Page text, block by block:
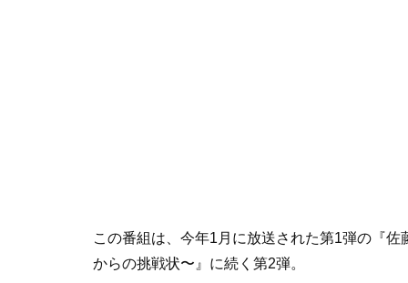
この番組は、今年1月に放送された第1弾の『
からの挑戦状〜』に続く第2弾。